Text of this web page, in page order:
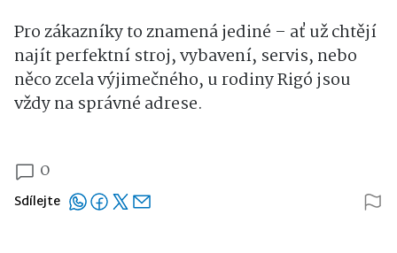
Pro zákazníky to znamená jediné – ať už chtějí
najít perfektní stroj, vybavení, servis, nebo
něco zcela výjimečného, u rodiny Rigó jsou
vždy na správné adrese.
0
Sdílejte